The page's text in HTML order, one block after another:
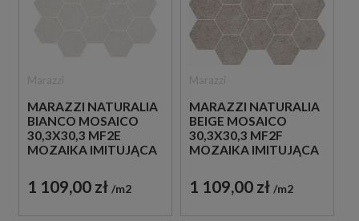
MARAZZI NATURALIA
BIANCO MOSAICO
30,3X30,3 MF2E
MOZAIKA IMITUJĄCA
KOLORZE
1 109,00 zł m2
MARAZZI NATURALIA
BEIGE MOSAICO
30,3X30,3 MF2F
MOZAIKA IMITUJĄCA
KOLORZE
1 109,00 zł m2